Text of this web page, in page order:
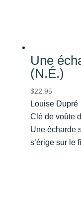
Une
(N.É.)
$22.95
Louise Dupré
Clé de voûte
Une écharde
s’érige sur le